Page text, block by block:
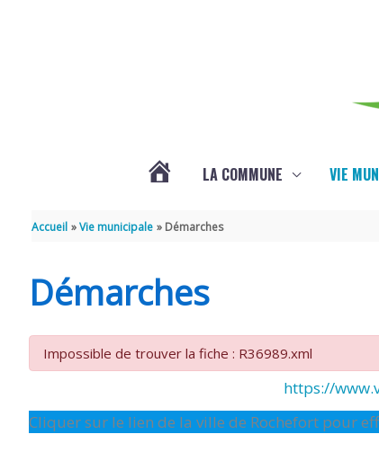
LA COMMUNE VIE
Accueil Vie municipale Démarches
Démarches
Impossible de trouver la fiche : R36989.xml
https://
Cliquer sur le lien de la ville de Rochefort pour